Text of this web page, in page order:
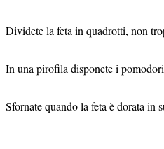
Dividete la feta in quadrotti, non
In una pirofila disponete i
Sfornate quando la feta è dorata